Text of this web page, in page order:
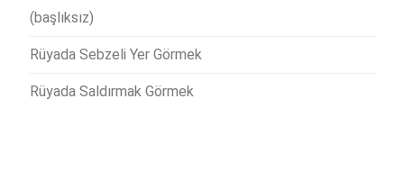
(başlıksız)
Rüyada Sebzeli Yer Görmek
Rüyada Saldırmak Görmek